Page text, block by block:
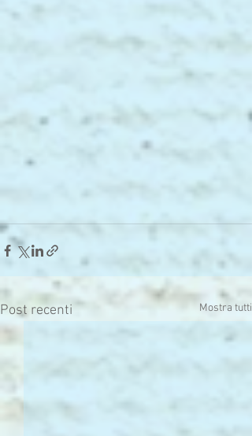
Post recenti Mostra tutti